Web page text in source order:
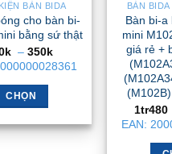
BÀN BIDA
cho bàn bi-
bằng sứ thật
– 350k
giá:
từ
CHỌN
phẩm
BÀN
Bàn bi-a
mini
giá rẻ +
1tr480
EAN: